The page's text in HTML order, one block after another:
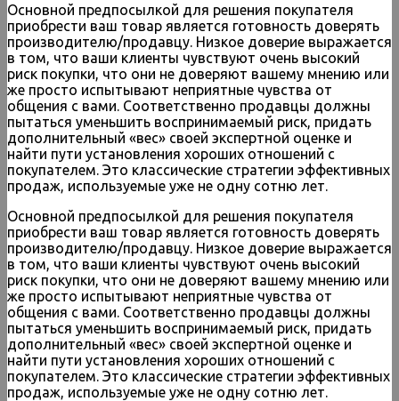
Основной предпосылкой для решения покупателя
приобрести ваш товар является готовность доверять
производителю/продавцу. Низкое доверие выражается
в том, что ваши клиенты чувствуют очень высокий
риск покупки, что они не доверяют вашему мнению или
же просто испытывают неприятные чувства от
общения с вами. Соответственно продавцы должны
пытаться уменьшить воспринимаемый риск, придать
дополнительный «вес» своей экспертной оценке и
найти пути установления хороших отношений с
покупателем. Это классические стратегии эффективных
продаж, используемые уже не одну сотню лет.
Основной предпосылкой для решения покупателя
приобрести ваш товар является готовность доверять
производителю/продавцу. Низкое доверие выражается
в том, что ваши клиенты чувствуют очень высокий
риск покупки, что они не доверяют вашему мнению или
же просто испытывают неприятные чувства от
общения с вами. Соответственно продавцы должны
пытаться уменьшить воспринимаемый риск, придать
дополнительный «вес» своей экспертной оценке и
найти пути установления хороших отношений с
покупателем. Это классические стратегии эффективных
продаж, используемые уже не одну сотню лет.